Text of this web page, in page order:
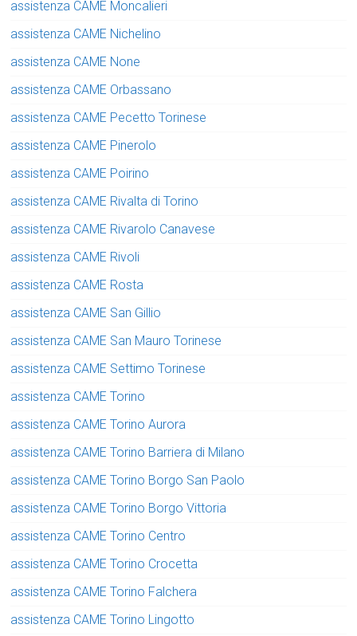
assistenza CAME Moncalieri
assistenza CAME Nichelino
assistenza CAME None
assistenza CAME Orbassano
assistenza CAME Pecetto Torinese
assistenza CAME Pinerolo
assistenza CAME Poirino
assistenza CAME Rivalta di Torino
assistenza CAME Rivarolo Canavese
assistenza CAME Rivoli
assistenza CAME Rosta
assistenza CAME San Gillio
assistenza CAME San Mauro Torinese
assistenza CAME Settimo Torinese
assistenza CAME Torino
assistenza CAME Torino Aurora
assistenza CAME Torino Barriera di Milano
assistenza CAME Torino Borgo San Paolo
assistenza CAME Torino Borgo Vittoria
assistenza CAME Torino Centro
assistenza CAME Torino Crocetta
assistenza CAME Torino Falchera
assistenza CAME Torino Lingotto